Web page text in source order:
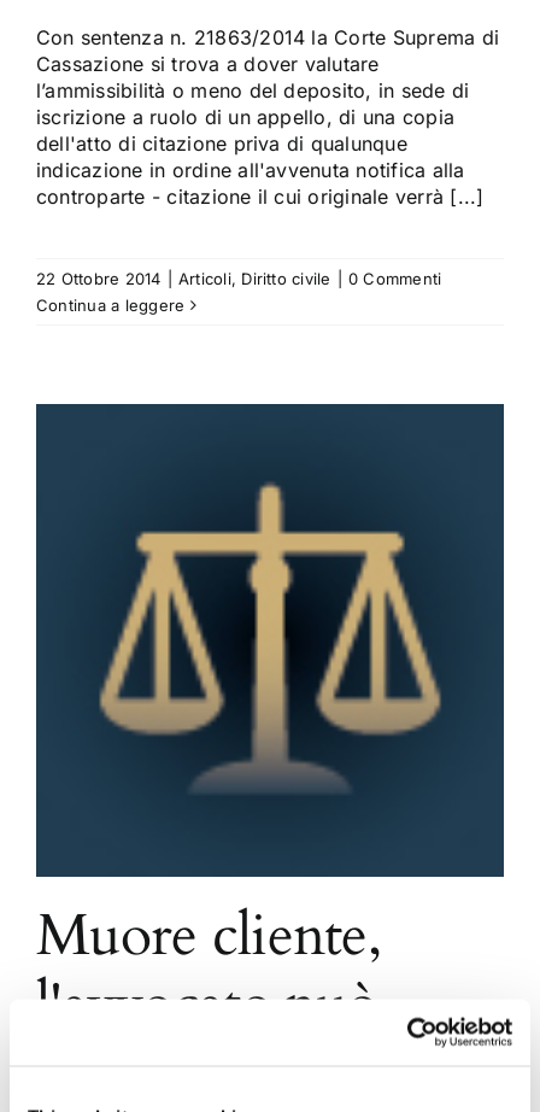
Con sentenza n. 21863/2014 la Corte Suprema di
Cassazione si trova a dover valutare
l’ammissibilità o meno del deposito, in sede di
iscrizione a ruolo di un appello, di una copia
dell'atto di citazione priva di qualunque
indicazione in ordine all'avvenuta notifica alla
controparte - citazione il cui originale verrà [...]
22 Ottobre 2014 Articoli, Diritto civile
0 Commenti
Continua a leggere
Muore cliente,
l'avvocato può
proporre appello?